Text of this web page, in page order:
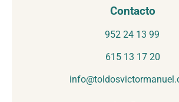
Contacto
952 24 13 99
615 13 17 20